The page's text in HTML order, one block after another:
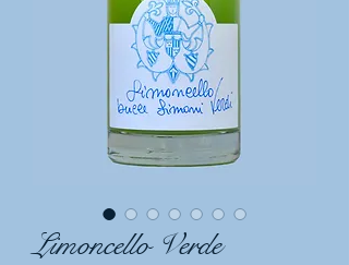
Limoncello Verde